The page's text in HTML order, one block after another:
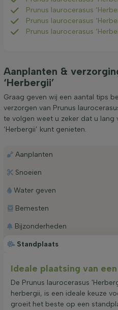
Prunus laurocerasus
Prunus laurocerasus
Prunus laurocerasus
Aanplanten &
‘Herbergii’
Graag geven wij een aantal tips
verzorgen van Prunus
te volgen weet u zeker dat u lang
‘Herbergii’ kunt genieten.
Standplaats
Aanplanten
Snoeien
Water geven
Bemesten
Bijzonderheden
Ideale plaatsing van
De Prunus laurocerasus
herbergii, is een ideale keuze
groeit het beste op een